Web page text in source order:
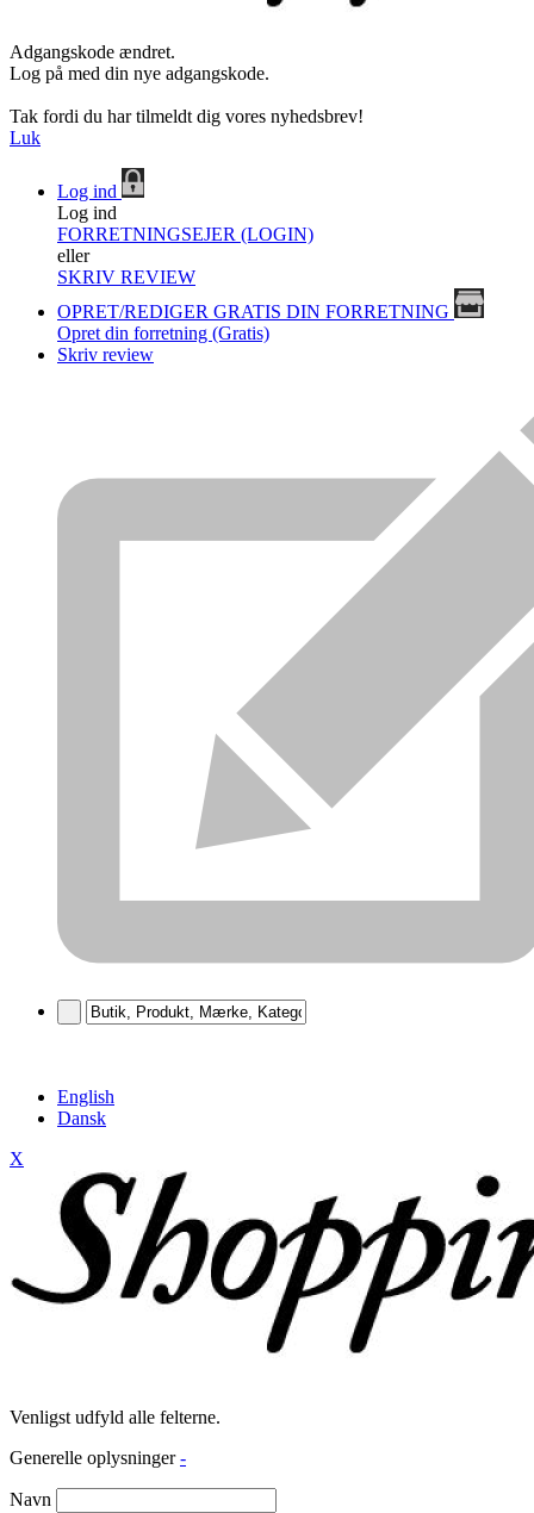
Adgangskode ændret.
Log på med din nye adgangskode.
Tak fordi du har tilmeldt dig vores nyhedsbrev!
Luk
Log ind
Log ind
FORRETNINGSEJER (LOGIN)
eller
SKRIV REVIEW
OPRET/REDIGER GRATIS DIN FORRETNING
Opret din forretning (Gratis)
Skriv review
English
Dansk
X
Venligst udfyld alle felterne.
Generelle oplysninger -
Navn